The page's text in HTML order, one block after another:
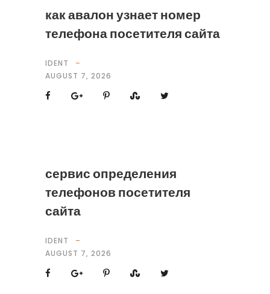
как авалон узнает номер
телефона посетителя сайта
IDENT
AUGUST 7, 2026
сервис определения
телефонов посетителя
сайта
IDENT
AUGUST 7, 2026